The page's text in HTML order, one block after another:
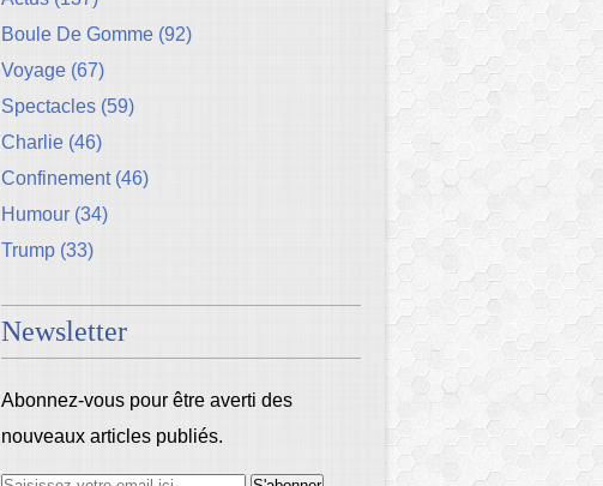
Boule De Gomme (92)
Voyage (67)
Spectacles (59)
Charlie (46)
Confinement(46)
Humour (34)
Trump (33)
Newsletter
Abonnez-vous pour être averti des
nouveaux articles publiés.